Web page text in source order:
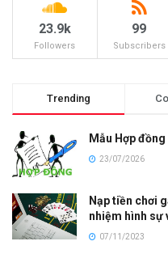
23.9k
Followers
99
Subscribers
Trending
Mẫu Hợp
23/07/2026
Nạp tiền chơi
nhiệm hình sự
07/11/2023